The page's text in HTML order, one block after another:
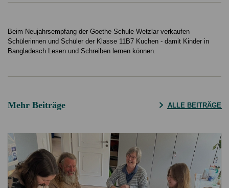
Beim Neujahrsempfang der Goethe-Schule Wetzlar verkaufen
Schülerinnen und Schüler der Klasse 11B7 Kuchen - damit Kinder in
Bangladesch Lesen und Schreiben lernen können.
Mehr Beiträge ALLE BEITRÄGE